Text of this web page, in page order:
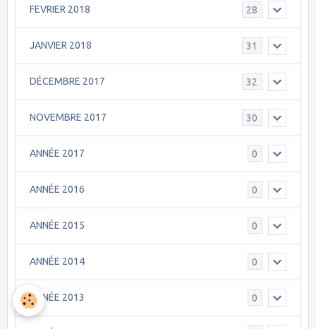
FEVRIER 2018 28
JANVIER 2018 31
DÉCEMBRE 2017 32
NOVEMBRE 2017 30
ANNÉE 2017 0
ANNÉE 2016 0
ANNÉE 2015 0
ANNÉE 2014 0
ANNÉE 2013 0